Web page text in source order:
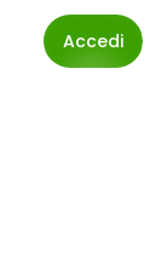
Accedi